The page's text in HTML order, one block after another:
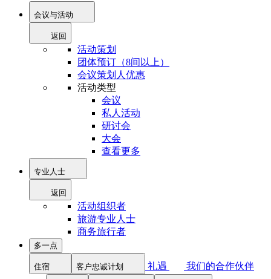
会议与活动
返回
活动策划
团体预订（8间以上）
会议策划人优惠
活动类型
会议
私人活动
研讨会
大会
查看更多
专业人士
返回
活动组织者
旅游专业人士
商务旅行者
多一点
住宿 客户忠诚计划 礼遇 我们的合作伙伴